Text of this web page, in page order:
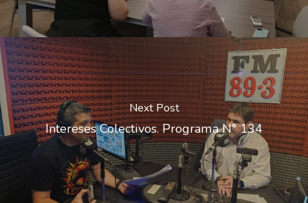
Next Post
Intereses Colectivos. Programa N° 134